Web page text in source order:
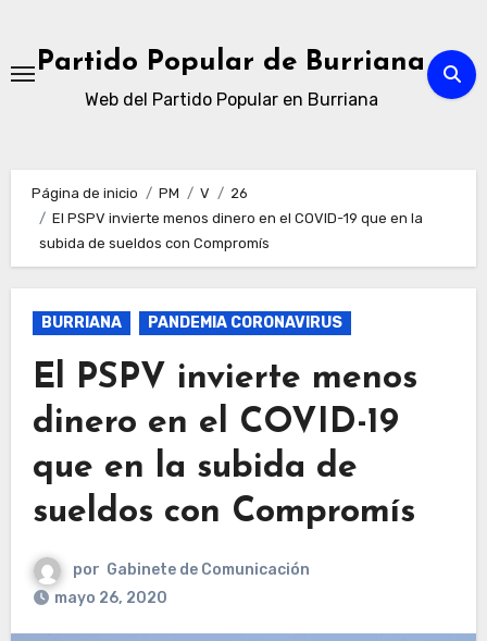
contenidoPartido Popular de Burriana
Web del Partido Popular en Burriana
Página de inicio PM V
26
El PSPV invierte menos dinero en el COVID-19 que en la
subida de sueldos con Compromís
BURRIANA PANDEMIA CORONAVIRUS
El PSPV invierte menos
dinero en el COVID-19
que en la subida de
sueldos con Compromís
por Gabinete de Comunicación
mayo 26, 2020